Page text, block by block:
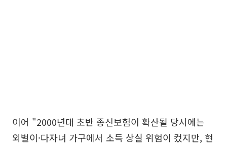
이어 "2000년대 초반 종신보험이 확산될 당시에는
외벌이·다자녀 가구에서 소득 상실 위험이 컸지만, 현